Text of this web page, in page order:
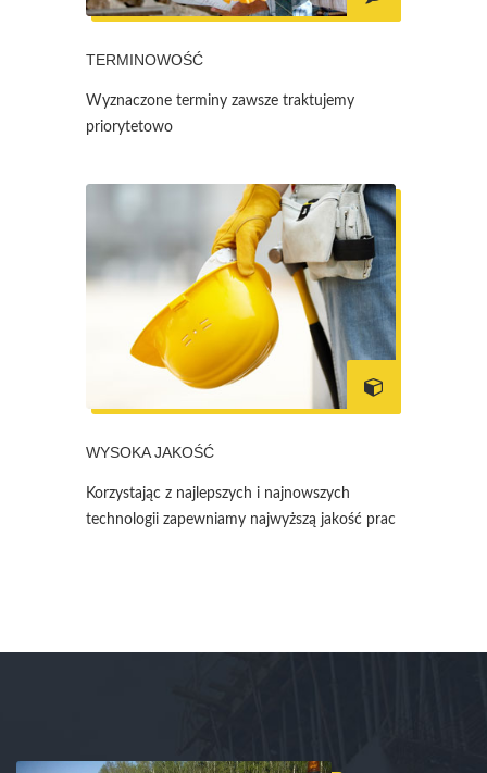
TERMINOWOŚĆ
Wyznaczone terminy zawsze traktujemy
priorytetowo
WYSOKA JAKOŚĆ
Korzystając z najlepszych i najnowszych
technologii zapewniamy najwyższą jakość prac